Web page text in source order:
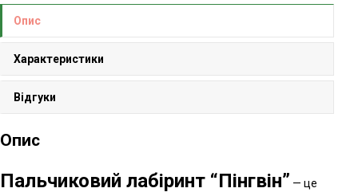
Опис
Характеристики
Відгуки
Опис
Пальчиковий лабіринт “Пінгвін” — це